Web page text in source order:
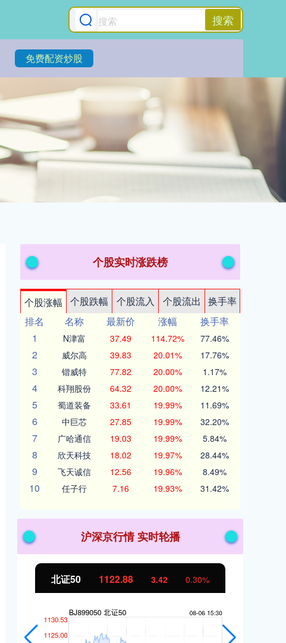
搜索
免费配资炒股
个股实时涨跌榜
个股涨幅 个股跌幅 个股流入 个股流出
换手率
排名
名称 最新价 涨幅
换手率
1
N津富 37.49 114.72% 77.46%
2 威尔高 39.83 20.01% 17.76%
3 锴威特 77.82 20.00% 1.17%
4 科翔股份 64.32 20.00% 12.21%
5 蜀道装备 33.61 19.99% 11.69%
6 中巨芯 27.85 19.99% 32.20%
7 广哈通信 19.03 19.99% 5.84%
8 欣天科技 18.02 19.97% 28.44%
9 飞天诚信 12.56 19.96% 8.49%
10 任子行 7.16 19.93% 31.42%
沪深京行情 实时轮播
北证50 1122.88 3.42 0.30%